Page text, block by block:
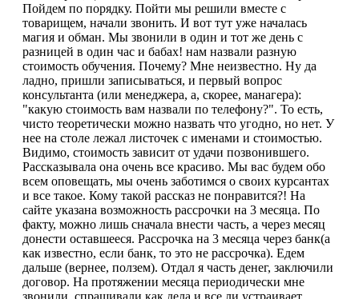
Пойдем по порядку. Пойти мы решили вместе с
товарищем, начали звонить. И вот тут уже началась
магия и обман. Мы звонили в один и тот же день с
разницей в один час и бабах! нам назвали разную
стоимость обучения. Почему? Мне неизвестно. Ну да
ладно, пришли записываться, и первый вопрос
консультанта (или менеджера, а, скорее, манагера):
"какую стоимость вам назвали по телефону?". То есть,
чисто теоретически можно назвать что угодно, но нет. У
нее на столе лежал листочек с именами и стоимостью.
Видимо, стоимость зависит от удачи позвонившего.
Рассказывала она очень все красиво. Мы вас будем обо
всем оповещать, мы очень заботимся о своих курсантах
и все такое. Кому такой рассказ не понравится?! На
сайте указана возможность рассрочки на 3 месяца. По
факту, можно лишь сначала внести часть, а через месяц
донести оставшееся. Рассрочка на 3 месяца через банк(а
как известно, если банк, то это не рассрочка). Едем
дальше (вернее, ползем). Отдал я часть денег, заключили
договор. На протяжении месяца периодически мне
звонили, спрашивали как дела и все ли устраивает.